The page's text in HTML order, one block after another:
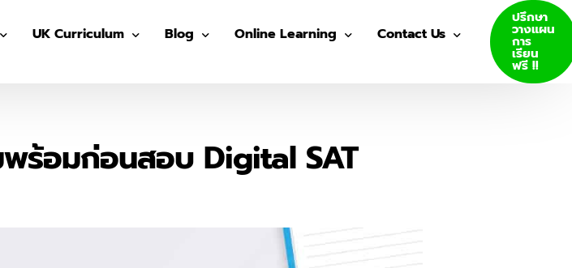
UK Curriculum
IGCSE (Year 10-11)
Blog
SAT
Online Learning
GED E-Books
Contact Us
ปรึกษา
วางแผน
การ
เรียน
ฟรี !!
ร้อมก่อนสอบ Digital SAT